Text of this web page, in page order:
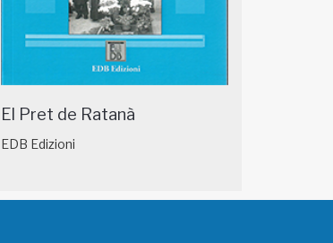
El Pret de Ratanà
EDB Edizioni